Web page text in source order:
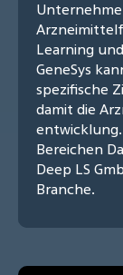
Learning
GeneSys
spezifische
damit die
Bereichen
Deep LS
Branche.